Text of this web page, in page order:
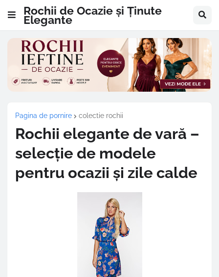
Rochii de Ocazie și Ținute
Elegante
Pagina de pornire colectie rochii
Rochii elegante de vară –
selecție de modele
pentru ocazii și zile calde